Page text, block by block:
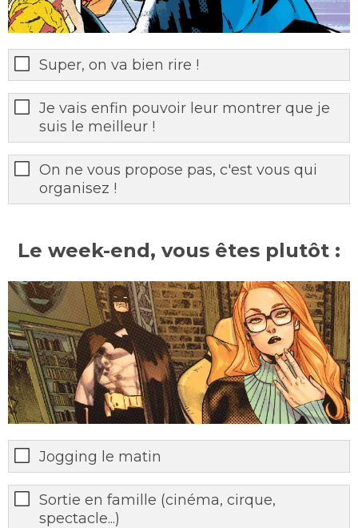
Super, on va bien rire !
Je vais enfin pouvoir leur montrer que je
suis le meilleur !
On ne vous propose pas, c'est vous qui
organisez !
Le week-end, vous êtes plutôt :
Jogging le matin
Sortie en famille (cinéma, cirque,
spectacle...)